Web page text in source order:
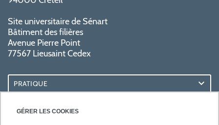
GÉRER LES COOKIES
Site universitaire de Sénart
Bâtiment des filières
Avenue Pierre Point
77567 Lieusaint Cedex
PRATIQUE
ACCÈS RAPIDES